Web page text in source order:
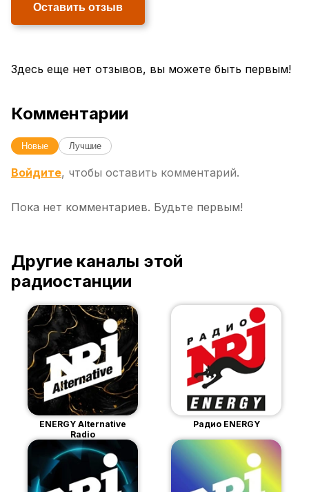
Оставить отзыв
Здесь еще нет отзывов, вы можете быть первым!
Комментарии
Новые Лучшие
Войдите, чтобы оставить комментарий.
Пока нет комментариев. Будьте первым!
Другие каналы этой
радиостанции
ENERGY Alternative
Radio
Радио ENERGY